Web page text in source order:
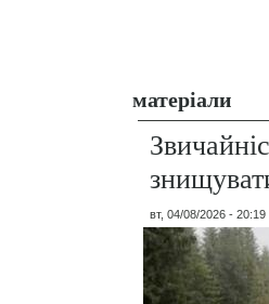
матеріали
вт, 04/08/2026 - 20:19